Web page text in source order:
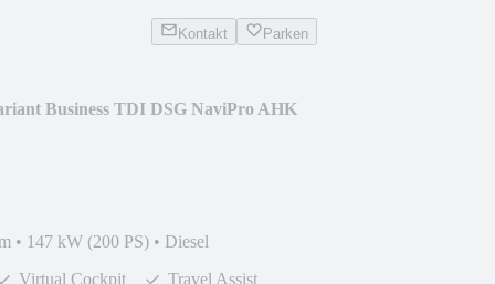
Kontakt Parken
Business TDI DSG NaviPro AHK
• 147 kW (200 PS) • Diesel
Virtual Cockpit Travel Assist